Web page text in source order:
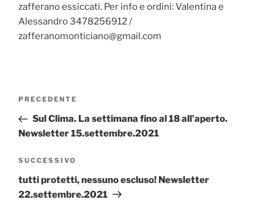
zafferano essiccati. Per info e ordini: Valentina e
Alessandro 3478256912 /
zafferanomonticiano@gmail.com
Navigazione
Articolo
precedente:
PRECEDENTE
Sul Clima. La settimana fino al 18 all’aperto.
Newsletter 15.settembre.2021
Articolo
successivo
SUCCESSIVO
tutti protetti, nessuno escluso! Newsletter
22.settembre.2021